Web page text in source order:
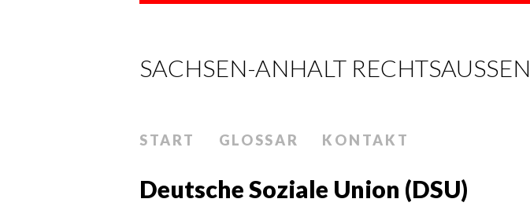
SACHSEN-ANHALT RECHTSAUSSEN
START GLOSSAR KONTAKT
Deutsche Soziale Union (DSU)